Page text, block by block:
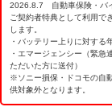
2026.8.7 自動車保険・バ
ご契約者特典として利用で
します。
・バッテリー上りに対する
・エマージェンシー（緊
ただいた方に送付）
※ソニー損保・ドコモの自
供対象外となります。